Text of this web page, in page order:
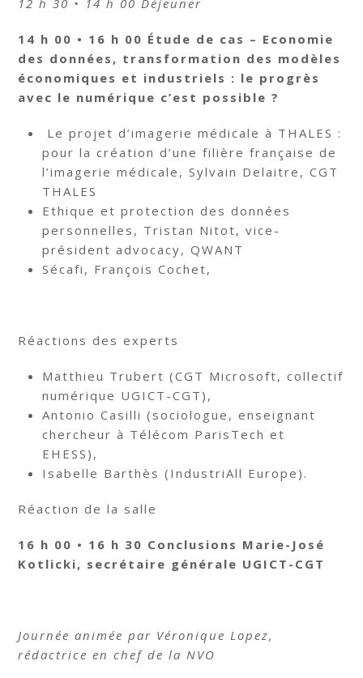
12 h 30 • 14 h 00 Déjeuner
14 h 00 • 16 h 00 Étude de cas – Economie
des données, transformation des modèles
économiques et industriels : le progrès
avec le numérique c’est possible ?
Le projet d’imagerie médicale à THALES :
pour la création d’une filière française de
l’imagerie médicale, Sylvain Delaitre, CGT
THALES
Ethique et protection des données
personnelles, Tristan Nitot, vice-
président advocacy, QWANT
Sécafi, François Cochet,
Réactions des experts
Matthieu Trubert (CGT Microsoft, collectif
numérique UGICT-CGT),
Antonio Casilli (sociologue, enseignant
chercheur à Télécom ParisTech et
EHESS),
Isabelle Barthès (IndustriAll Europe).
Réaction de la salle
16 h 00 • 16 h 30 Conclusions Marie-José
Kotlicki, secrétaire générale UGICT-CGT
Journée animée par Véronique Lopez,
rédactrice en chef de la NVO